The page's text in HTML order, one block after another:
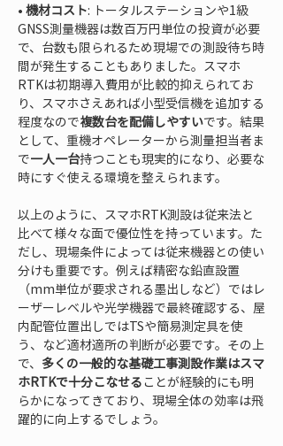
• 機材コスト: トータルステーションや1級
GNSS測量機器は数百万円単位の投資が必要
で、台数も限られるため現場での測設待ち時
間が発生することもありました。スマホ
RTKは初期導入費用が比較的抑えられてお
り、スマホさえあれば小型受信機を追加する
程度なので複数台を配備しやすいです。結果
として、重機オペレーターから測量担当者ま
で一人一台持つことも現実的になり、必要な
時にすぐ使える環境を整えられます。
以上のように、スマホRTK測設は従来法と
比べて様々な面で優位性を持っています。た
だし、現場条件によっては従来機器との使い
分けも重要です。例えば精密な鉛直設置
（mm単位が要求される墨出しなど）ではレ
ーザーレベルや光学機器で最終確認する、屋
内配管位置出しではTSや簡易測定具を使
う、など適材適所の判断が必要です。その上
で、 多くの一般的な基礎工事測設作業はスマ
ホRTKで十分こなせることが経験的にも明
らかになってきており、現場全体の効率は飛
躍的に向上するでしょう。